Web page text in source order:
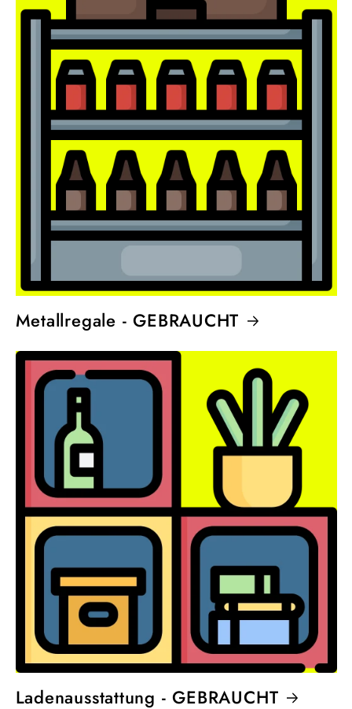
Metallregale - GEBRAUCHT
Ladenausstattung - GEBRAUCHT